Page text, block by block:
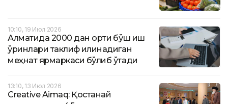
10:10, 19 Июл 2026
Алматида 2000 дан ортиқ бўш иш
ўринлари таклиф қилинадиган
меҳнат ярмаркаси бўлиб ўтади
13:10, 13 Июл 2026
Creative Aimaq: Қостанай